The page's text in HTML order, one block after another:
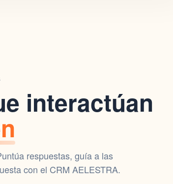
interactúan
respuestas, guía a las
con el CRM AELESTRA.